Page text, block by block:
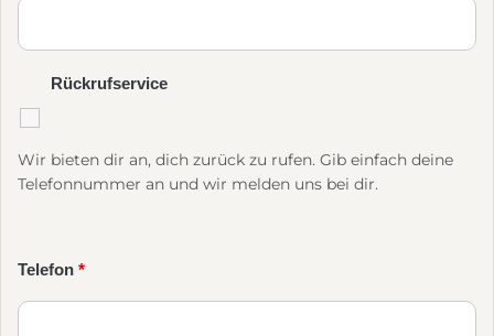
Rückrufservice
Wir bieten dir an, dich zurück zu rufen. Gib einfach deine
Telefonnummer an und wir melden uns bei dir.
Telefon *